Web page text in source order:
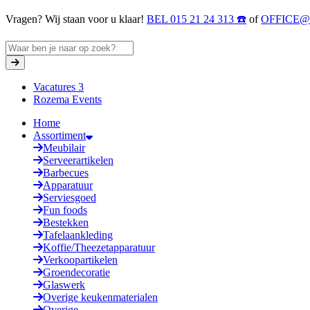
Vragen? Wij staan voor u klaar! BEL 015 21 24 313 ☎️ of
Vacatures 3
Rozema Events
Home
Assortiment
Meubilair
Serveerartikelen
Barbecues
Apparatuur
Serviesgoed
Fun foods
Bestekken
Tafelaankleding
Koffie/Theezetapparatuur
Verkoopartikelen
Groendecoratie
Glaswerk
Overige keukenmaterialen